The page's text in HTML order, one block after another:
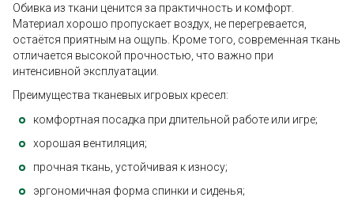
Обивка из ткани ценится за практичность и комфорт.
Материал хорошо пропускает воздух, не перегревается,
остаётся приятным на ощупь. Кроме того, современная ткань
отличается высокой прочностью, что важно при
интенсивной эксплуатации.
Преимущества тканевых игровых кресел:
комфортная посадка при длительной работе или игре;
хорошая вентиляция;
прочная ткань, устойчивая к износу;
эргономичная форма спинки и сиденья;